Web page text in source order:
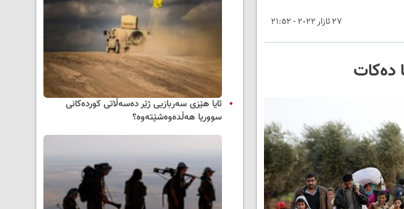
٢٧ ئازار ٢٠٢٢ - ٢١:٥٢
دەکات
ئایا هێزی سەربازیی ژێر دەسەڵاتی کوردەکانی
سووریا هەڵدەوەشێتەوە؟